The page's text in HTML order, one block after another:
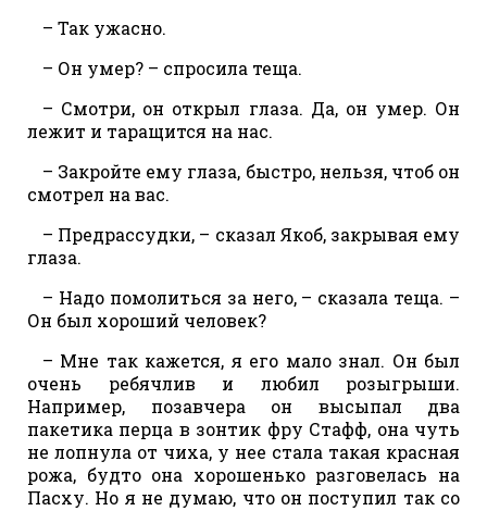
– Так ужасно.
– Он умер? – спросила теща.
– Смотри, он открыл глаза. Да, он умер. Он
лежит и таращится на нас.
– Закройте ему глаза, быстро, нельзя, чтоб он
смотрел на вас.
– Предрассудки, – сказал Якоб, закрывая ему
глаза.
– Надо помолиться за него, – сказала теща. –
Он был хороший человек?
– Мне так кажется, я его мало знал. Он был
очень ребячлив и любил розыгрыши.
Например, позавчера он высыпал два
пакетика перца в зонтик фру Стафф, она чуть
не лопнула от чиха, у нее стала такая красная
рожа, будто она хорошенько разговелась на
Пасху. Но я не думаю, что он поступил так со